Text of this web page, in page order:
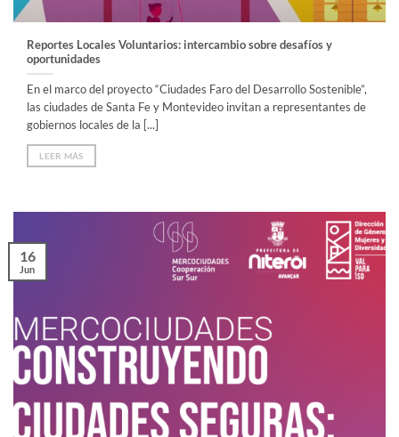
Reportes Locales Voluntarios: intercambio sobre desafíos y
oportunidades
En el marco del proyecto “Ciudades Faro del Desarrollo Sostenible”,
las ciudades de Santa Fe y Montevideo invitan a representantes de
gobiernos locales de la [...]
LEER MÁS
16
Jun